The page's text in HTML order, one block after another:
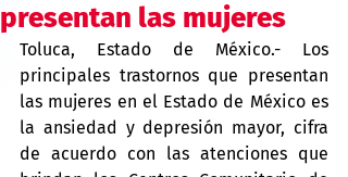
presentan las mujeres
Toluca, Estado de México.- Los
principales trastornos que presentan
las mujeres en el Estado de México es
la ansiedad y depresión mayor, cifra
de acuerdo con las atenciones que